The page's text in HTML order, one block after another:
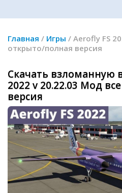
Главная / Игры / Aerofly FS
открыто/полная версия
Скачать взломанную
2022 v 20.22.03 Мод
версия